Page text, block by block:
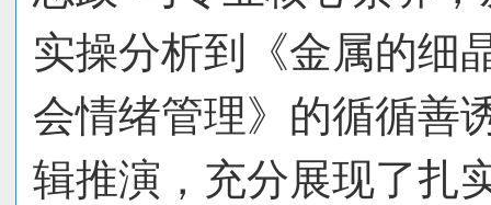
实操分析到《金属的细
会情绪管理》的循循善
辑推演，充分展现了扎